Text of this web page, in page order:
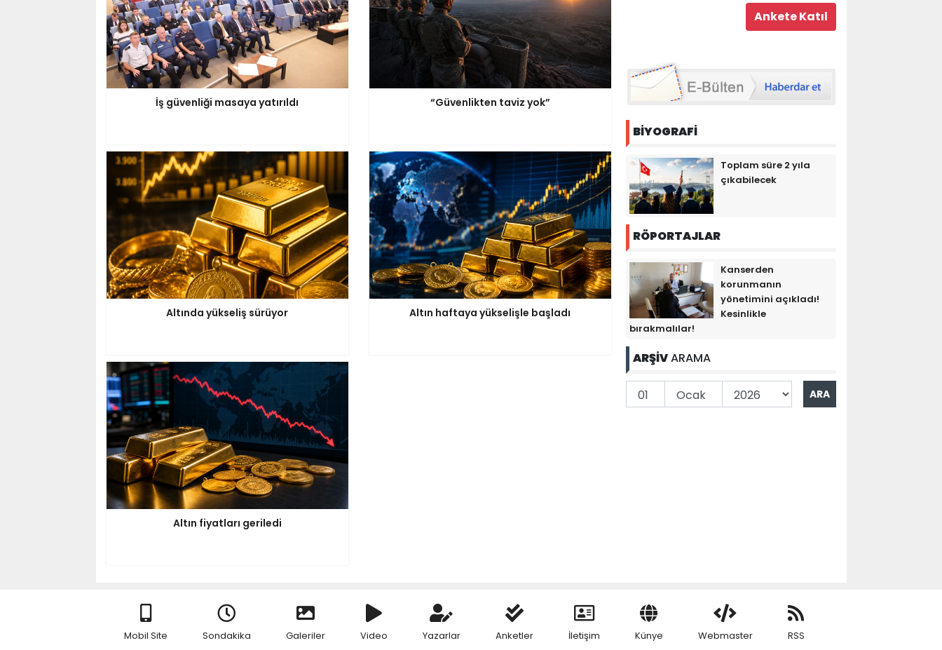
İş güvenliği masaya yatırıldı “Güvenlikten taviz yok”
Altında yükseliş sürüyor Altın haftaya yükselişle başladı
Altın fiyatları geriledi
BİYOGRAFİ
Toplam süre 2 yıla
çıkabilecek
RÖPORTAJLAR
Kanserden
korunmanın
yönetimini açıkladı!
Kesinlikle
bırakmalılar!
ARŞİVARAMA
Mobil Site Sondakika Galeriler Video Yazarlar Anketler İletişim Künye Webmaster RSS